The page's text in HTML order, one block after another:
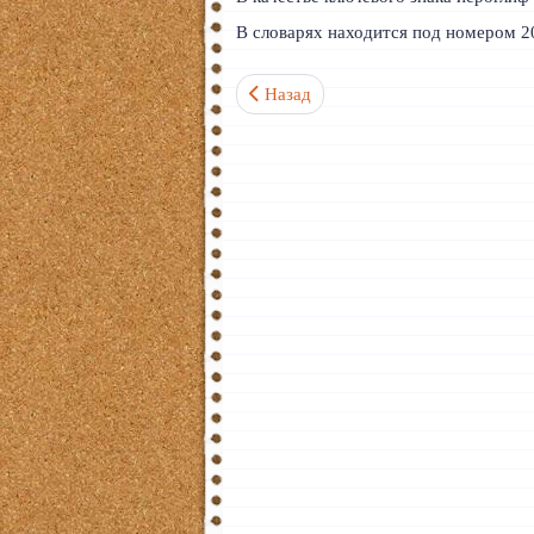
В словарях находится под номером
Предыдущий: Черный 黑 Ключевой
Назад